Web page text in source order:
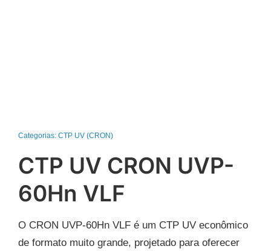
Categorias: CTP UV (CRON)
CTP UV CRON UVP-
60Hn VLF
O CRON UVP-60Hn VLF é um CTP UV econômico
de formato muito grande, projetado para oferecer